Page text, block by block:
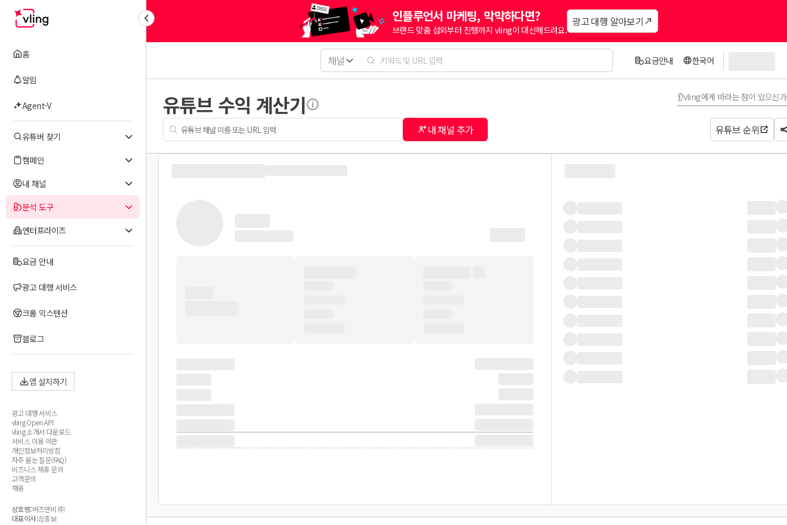
홈
알림
Agent-V
유튜버 찾기
캠페인
내 채널
분석 도구
엔터프라이즈
요금 안내
광고 대행 서비스
크롬 익스텐션
블로그
앱 설치하기
광고 대행 서비스
vling Open API
vling 소개서 다운로드
서비스 이용 약관
개인정보처리방침
자주 묻는 질문(FAQ)
비즈니스 제휴 문의
고객문의
채용
상호명:버즈앤비 ㈜
대표이사:심충보
인플루언서 마케팅, 막막하다면?
브랜드 맞춤 섭외부터 진행까지 vling이 대신해드려요.
광고 대행 알아보기
채널 요금안내 한국어
유튜브 수익 계산기 👂vling에게 바라는 점이 있으신
내 채널 추가 유튜브 순위